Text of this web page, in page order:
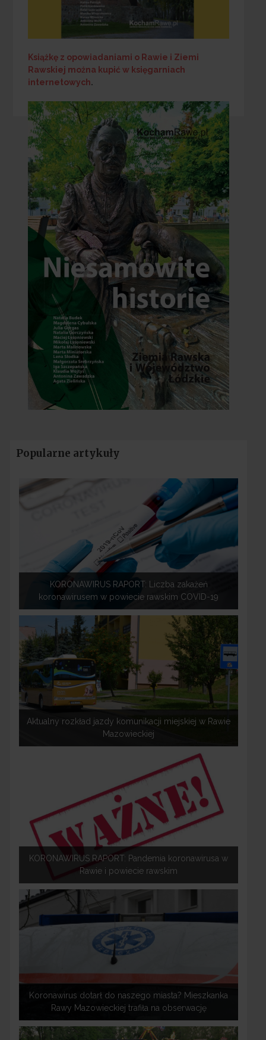
Książkę z opowiadaniami o Rawie i Ziemi
Rawskiej można kupić w księgarniach
internetowych.
Popularne artykuły
KORONAWIRUS RAPORT: Liczba zakażeń
koronawirusem w powiecie rawskim COVID-19
Aktualny rozkład jazdy komunikacji miejskiej w Rawie
Mazowieckiej
KORONAWIRUS RAPORT: Pandemia koronawirusa w
Rawie i powiecie rawskim
Koronawirus dotarł do naszego miasta? Mieszkanka
Rawy Mazowieckiej trafiła na obserwację